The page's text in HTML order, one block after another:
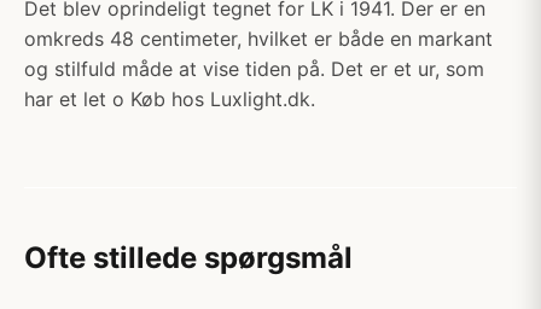
Det blev oprindeligt tegnet for LK i 1941. Der er en
omkreds 48 centimeter, hvilket er både en markant
og stilfuld måde at vise tiden på. Det er et ur, som
har et let o Køb hos Luxlight.dk.
Ofte stillede spørgsmål